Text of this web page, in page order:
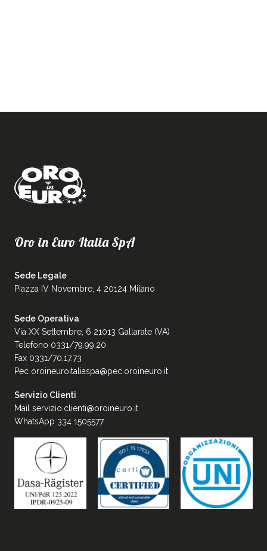
Oro in Euro Italia SpA
Sede Legale
Piazza IV Novembre, 4 20124 Milano
Sede Operativa
Via XX Settembre, 6 21013 Gallarate (VA)
Telefono 0331/79.99.20
Fax 0331/70.17.73
Pec oroineuroitaliaspa@pec.oroineuro.it
Servizio Clienti
Mail servizio.clienti@oroineuro.it
WhatsApp 334 1505577